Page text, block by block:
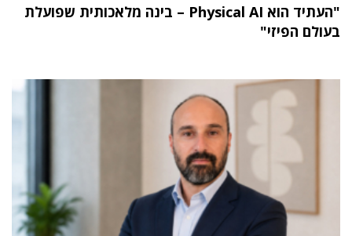
"העתיד הוא Physical AI – בינה מלאכותית שפועלת
בעולם הפיזי"